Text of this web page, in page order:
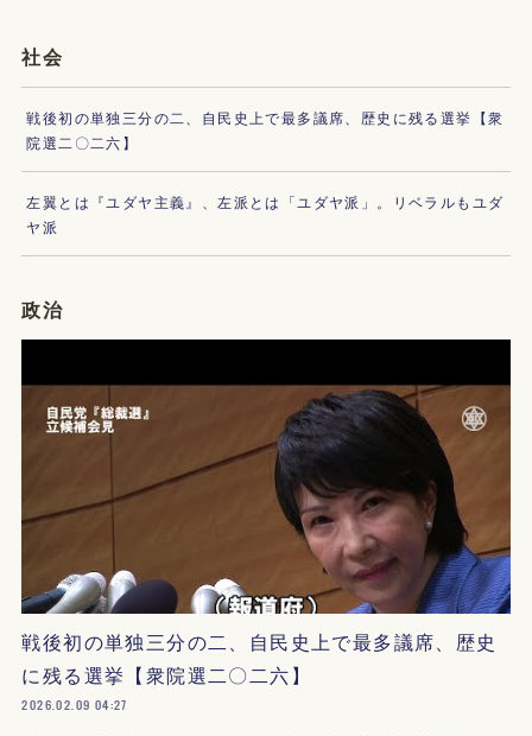
社会
戦後初の単独三分の二、自民史上で最多議席、歴史に残る選挙【衆
院選二〇二六】
左翼とは『ユダヤ主義』、左派とは「ユダヤ派」。リベラルもユダ
ヤ派
政治
戦後初の単独三分の二、自民史上で最多議席、歴史
に残る選挙【衆院選二〇二六】
2026.02.09 04:27